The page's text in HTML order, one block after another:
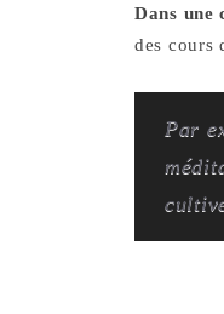
Dans une
des cours
Par